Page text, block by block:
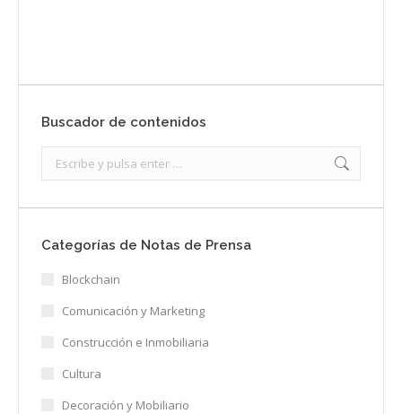
Buscador de contenidos
Categorías de Notas de Prensa
Blockchain
Comunicación y Marketing
Construcción e Inmobiliaria
Cultura
Decoración y Mobiliario